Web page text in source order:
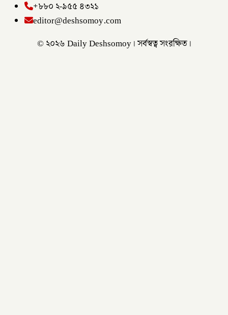
+৮৮০ ২-৯৫৫ ৪৩২১
editor@deshsomoy.com
© ২০২৬ Daily Deshsomoy। সর্বস্বত্ব সংরক্ষিত।